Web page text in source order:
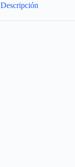
Descripción